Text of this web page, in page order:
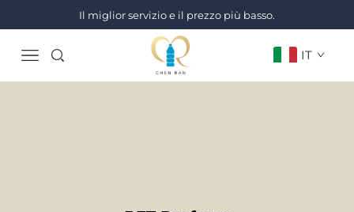
Il miglior servizio e il prezzo più basso.
IT